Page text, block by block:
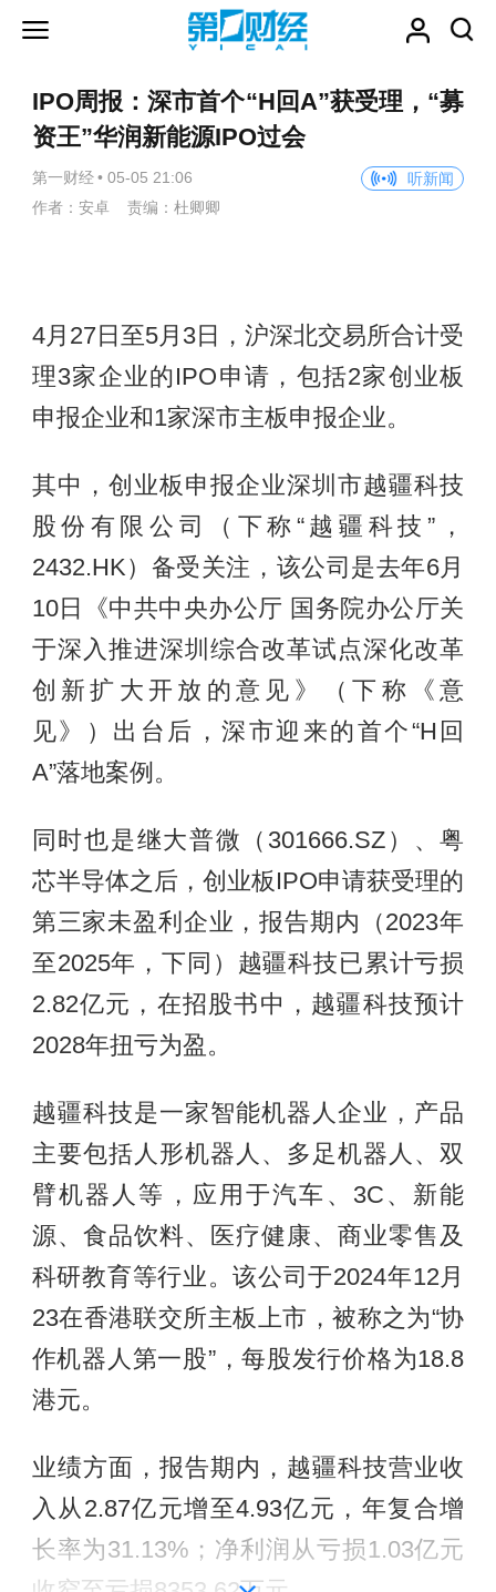
IPO周报：深市首个“H回A”获受理，“募
资王”华润新能源IPO过会
第一财经 • 05-05 21:06
听新闻
作者：安卓 责编：杜卿卿
4月27日至5月3日，沪深北交易所合计受
理3家企业的IPO申请，包括2家创业板
申报企业和1家深市主板申报企业。
其中，创业板申报企业深圳市越疆科技
股份有限公司（下称“越疆科技”，
2432.HK）备受关注，该公司是去年6月
10日《中共中央办公厅 国务院办公厅关
于深入推进深圳综合改革试点深化改革
创新扩大开放的意见》（下称《意
见》）出台后，深市迎来的首个“H回
A”落地案例。
同时也是继大普微（301666.SZ）、粤
芯半导体之后，创业板IPO申请获受理的
第三家未盈利企业，报告期内（2023年
至2025年，下同）越疆科技已累计亏损
2.82亿元，在招股书中，越疆科技预计
2028年扭亏为盈。
越疆科技是一家智能机器人企业，产品
主要包括人形机器人、多足机器人、双
臂机器人等，应用于汽车、3C、新能
源、食品饮料、医疗健康、商业零售及
科研教育等行业。该公司于2024年12月
23在香港联交所主板上市，被称之为“协
作机器人第一股”，每股发行价格为18.8
港元。
业绩方面，报告期内，越疆科技营业收
入从2.87亿元增至4.93亿元，年复合增
长率为31.13%；净利润从亏损1.03亿元